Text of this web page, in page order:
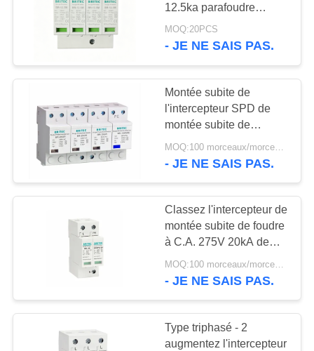
QUALITÉ
CONTACT
NOUVELLES
TOUS
CAS
PLAN
12.5ka parafoudre
enfichable
MOQ:20PCS
- JE NE SAIS PAS.
Montée subite de
l'intercepteur SPD de
montée subite de
module d'intercepteur de
montée subite de foudre
- JE NE SAIS PAS.
Classez l'intercepteur de
montée subite de foudre
à C.A. 275V 20kA de
dispositif de protection
de surtension de C
MOQ:100 morceaux/morceaux
- JE NE SAIS PAS.
Type triphasé - 2
augmentez l'intercepteur